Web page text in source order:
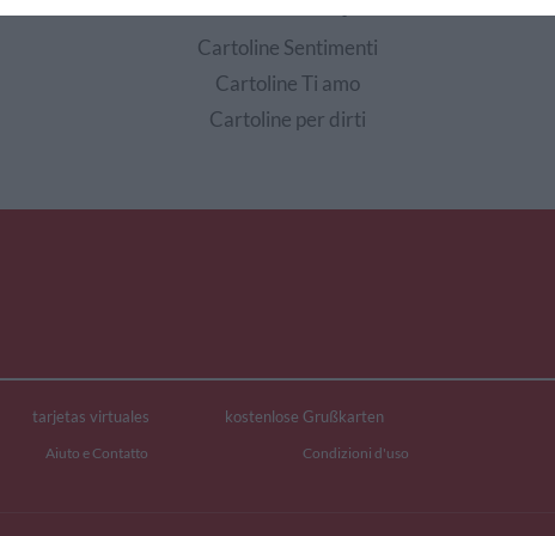
Cartoline Sentimenti
Cartoline Ti amo
Cartoline per dirti
tarjetas virtuales kostenlose Grußkarten
Aiuto e Contatto Condizioni d'uso